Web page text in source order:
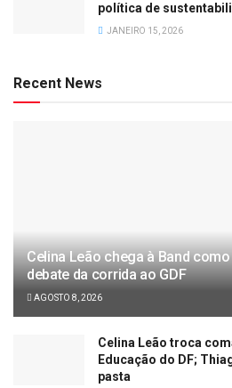
política de
JANEIRO 15, 2026
Recent News
Celina Leão chega à Band
debate da corrida ao GDF
AGOSTO 8, 2026
Celina Leão troca
Educação do DF;
pasta